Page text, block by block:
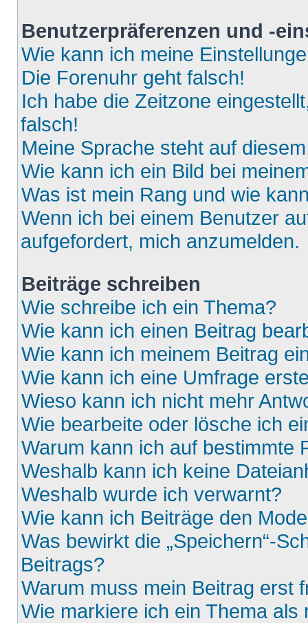
Benutzerpräferenzen und -
Wie kann ich meine
Die Forenuhr geht falsch!
Ich habe die Zeitzone
falsch!
Meine Sprache steht auf
Wie kann ich ein Bild bei
Was ist mein Rang und wie
Wenn ich bei einem Benutzer
aufgefordert, mich anzumelden.
Beiträge schreiben
Wie schreibe ich ein Thema?
Wie kann ich einen Beitrag
Wie kann ich meinem Beitrag
Wie kann ich eine Umfrage
Wieso kann ich nicht mehr
Wie bearbeite oder lösche ich
Warum kann ich auf bestimmte
Weshalb kann ich keine
Weshalb wurde ich verwarnt?
Wie kann ich Beiträge den
Was bewirkt die „Speichern“-
Beitrags?
Warum muss mein Beitrag erst
Wie markiere ich ein Thema als